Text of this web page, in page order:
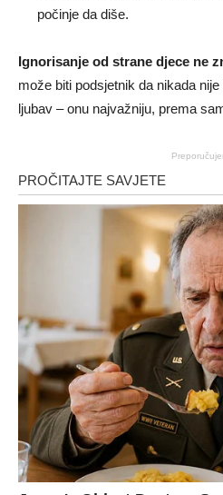
počinje da diše.
Ignorisanje od strane djece ne
može biti podsjetnik da nikada
ljubav – onu najvažniju, prema